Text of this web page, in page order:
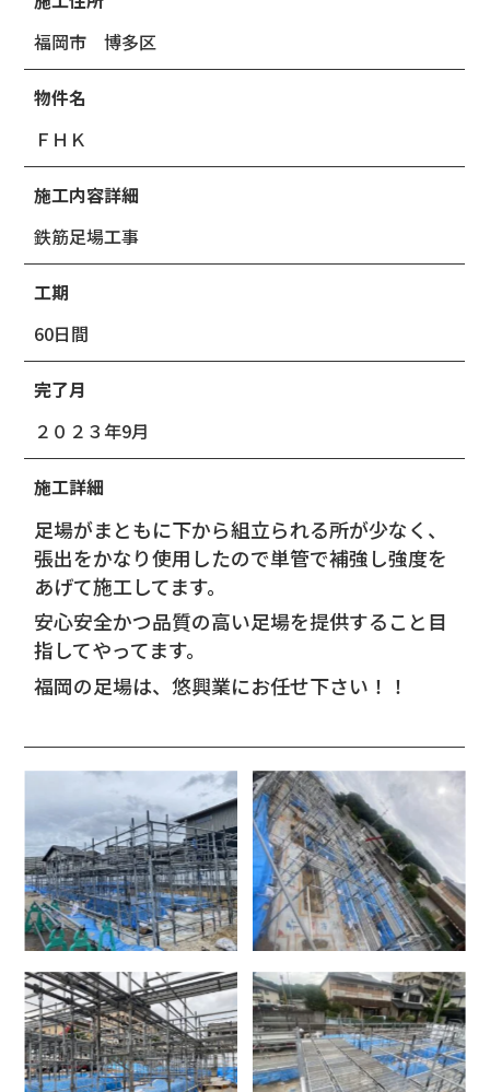
福岡市 博多区
物件名
ＦＨＫ
施工内容詳細
鉄筋足場工事
工期
60日間
完了月
２０２３年9月
施工詳細
足場がまともに下から組立られる所が少なく、
張出をかなり使用したので単管で補強し強度を
あげて施工してます。
安心安全かつ品質の高い足場を提供すること目
指してやってます。
福岡の足場は、悠興業にお任せ下さい！！